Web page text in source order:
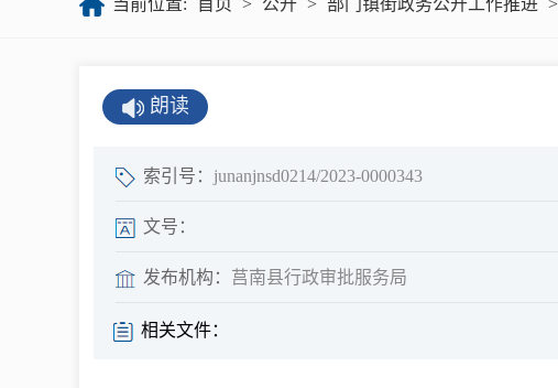
公共企事业单位信
县情
当前位置: 首页 > 公开 > 部门镇街政务公开工作推进
朗读
索引号： junanjnsd0214/2023-0000343
文号：
发布机构： 莒南县行政审批服务局
相关文件：